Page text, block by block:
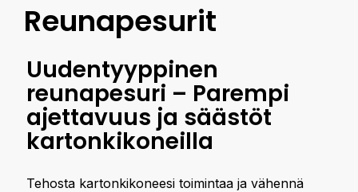
Reunapesurit
Uudentyyppinen
reunapesuri – Parempi
ajettavuus ja säästöt
kartonkikoneilla
Tehosta kartonkikoneesi toimintaa ja vähennä